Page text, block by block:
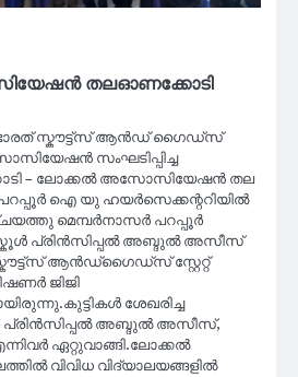
തലഓണക്കോടി
ഭാരത് സ്കൗട്ട്സ് ആൻഡ് ഗൈഡ്സ്
സംഘടിപ്പിച്ച
– ലോക്കൽ അസോസിയേഷൻ തല
ഐ യു ഹയർസെക്കന്ററിയിൽ
മെമ്പർനാസർ പറപ്പൂർ
പ്രിൻസിപ്പൽ അബ്ദുൽ അസീസ്
ആൻഡ്ഗൈഡ്സ് സ്റ്റേറ്റ്
ജിജി
ശേഖരിച്ച
അബ്ദുൽ അസീസ്,
ഏറ്റുവാങ്ങി.ലോക്കൽ
വിവിധ വിദ്യാലയങ്ങളിൽ